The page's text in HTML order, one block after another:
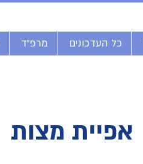
כל העדכונים מרפ"ד
אפיית מצות